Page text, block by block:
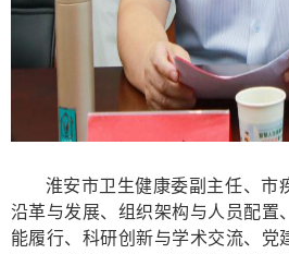
淮安市卫生健康委副主任、市
沿革与发展、组织架构与人员配置
能履行、科研创新与学术交流、党